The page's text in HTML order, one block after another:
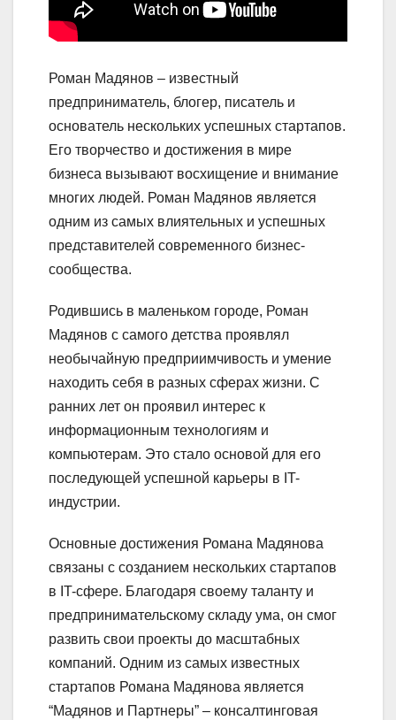
Роман Мадянов – известный
предприниматель, блогер, писатель и
основатель нескольких успешных стартапов.
Его творчество и достижения в мире
бизнеса вызывают восхищение и внимание
многих людей. Роман Мадянов является
одним из самых влиятельных и успешных
представителей современного бизнес-
сообщества.
Родившись в маленьком городе, Роман
Мадянов с самого детства проявлял
необычайную предприимчивость и умение
находить себя в разных сферах жизни. С
ранних лет он проявил интерес к
информационным технологиям и
компьютерам. Это стало основой для его
последующей успешной карьеры в IT-
индустрии.
Основные достижения Романа Мадянова
связаны с созданием нескольких стартапов
в IT-сфере. Благодаря своему таланту и
предпринимательскому складу ума, он смог
развить свои проекты до масштабных
компаний. Одним из самых известных
стартапов Романа Мадянова является
“Мадянов и Партнеры” – консалтинговая